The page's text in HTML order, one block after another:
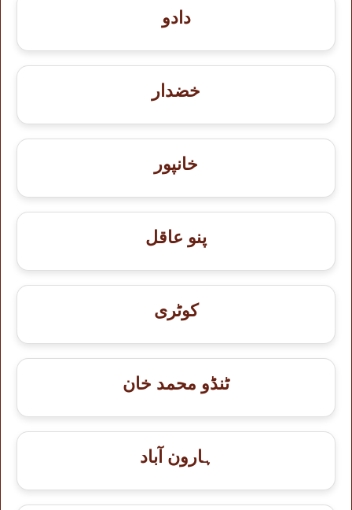
دادو
خضدار
خانپور
پنو عاقل
کوٹری
ٹنڈو محمد خان
ہارون آباد